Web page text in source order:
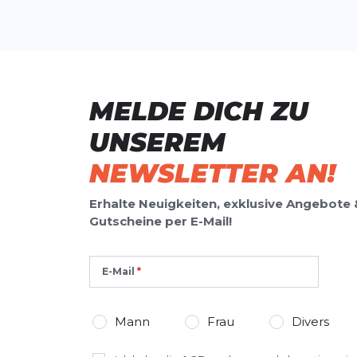
MELDE DICH ZU
UNSEREM
NEWSLETTER AN!
Erhalte Neuigkeiten, exklusive Angebote
Gutscheine per E-Mail!
E-Mail
Mann Frau Divers